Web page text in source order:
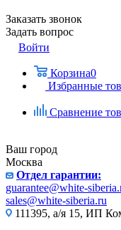
Заказать звонок
Задать вопрос
Войти
Корзина0
Избранные
Сравнение
Ваш город
Москва
Отдел гарантии:
guarantee@white-
sales@white-siberia.ru
111395, а/я 15, ИП